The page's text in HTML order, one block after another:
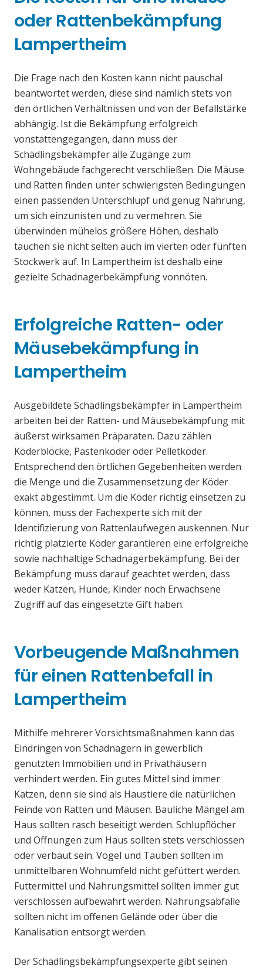
oder Rattenbekämpfung
Lampertheim
Die Frage nach den Kosten kann nicht pauschal
beantwortet werden, diese sind nämlich stets von
den örtlichen Verhältnissen und von der Befallstärke
abhängig. Ist die Bekämpfung erfolgreich
vonstattengegangen, dann muss der
Schädlingsbekämpfer alle Zugänge zum
Wohngebäude fachgerecht verschließen. Die Mäuse
und Ratten finden unter schwierigsten Bedingungen
einen passenden Unterschlupf und genug Nahrung,
um sich einzunisten und zu vermehren. Sie
überwinden mühelos größere Höhen, deshalb
tauchen sie nicht selten auch im vierten oder fünften
Stockwerk auf. In Lampertheim ist deshalb eine
gezielte Schadnagerbekämpfung vonnöten.
Erfolgreiche Ratten- oder
Mäusebekämpfung in
Lampertheim
Ausgebildete Schädlingsbekämpfer in Lampertheim
arbeiten bei der Ratten- und Mäusebekämpfung mit
äußerst wirksamen Präparaten. Dazu zählen
Köderblöcke, Pastenköder oder Pelletköder.
Entsprechend den örtlichen Gegebenheiten werden
die Menge und die Zusammensetzung der Köder
exakt abgestimmt. Um die Köder richtig einsetzen zu
können, muss der Fachexperte sich mit der
Identifizierung von Rattenlaufwegen auskennen. Nur
richtig platzierte Köder garantieren eine erfolgreiche
sowie nachhaltige Schadnagerbekämpfung. Bei der
Bekämpfung muss darauf geachtet werden, dass
weder Katzen, Hunde, Kinder noch Erwachsene
Zugriff auf das eingesetzte Gift haben.
Vorbeugende Maßnahmen
für einen Rattenbefall in
Lampertheim
Mithilfe mehrerer Vorsichtsmaßnahmen kann das
Eindringen von Schadnagern in gewerblich
genutzten Immobilien und in Privathäusern
verhindert werden. Ein gutes Mittel sind immer
Katzen, denn sie sind als Haustiere die natürlichen
Feinde von Ratten und Mäusen. Bauliche Mängel am
Haus sollten rasch beseitigt werden. Schlupflöcher
und Öffnungen zum Haus sollten stets verschlossen
oder verbaut sein. Vögel und Tauben sollten im
unmittelbaren Wohnumfeld nicht gefüttert werden.
Futtermittel und Nahrungsmittel sollten immer gut
verschlossen aufbewahrt werden. Nahrungsabfälle
sollten nicht im offenen Gelände oder über die
Kanalisation entsorgt werden.
Der Schädlingsbekämpfungsexperte gibt seinen